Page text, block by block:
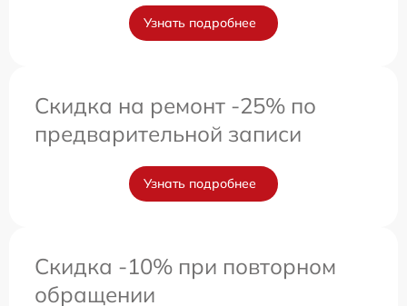
Узнать подробнее
Скидка на ремонт -25% по
предварительной записи
Узнать подробнее
Скидка -10% при повторном
обращении